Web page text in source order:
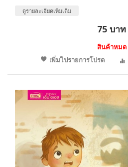
ดูรายละเอียดเพิ่มเติม
75 บาท
สินค้าหมด
เพิ่มไปรายการโปรด